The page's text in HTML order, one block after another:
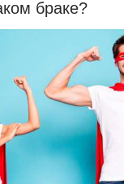
браке?